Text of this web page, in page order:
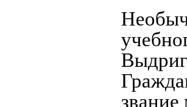
звание